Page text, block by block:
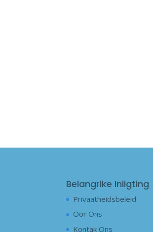
Belangrike Inligting
Privaatheidsbeleid
Oor Ons
Kontak Ons